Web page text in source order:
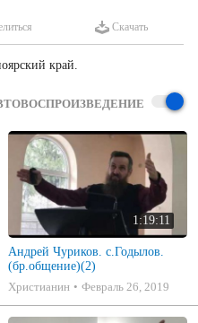
Скачать
край.
1:19:11
Андрей Чуриков. с.Годылов.
(бр.общение)(2)
Христианин
Февраль 26, 2019